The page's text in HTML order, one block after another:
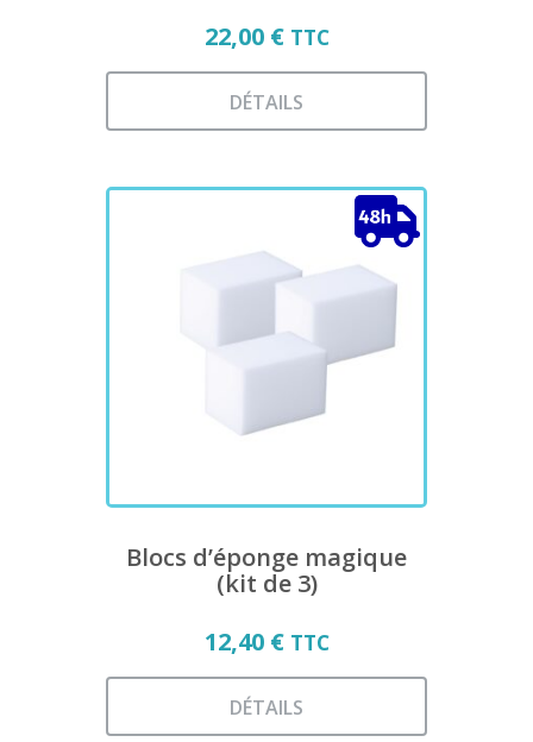
22,00 € TTC
DÉTAILS
a
variations.
Les
peuvent
sur
du
Blocs d’éponge magique
(kit de 3)
12,40 € TTC
DÉTAILS